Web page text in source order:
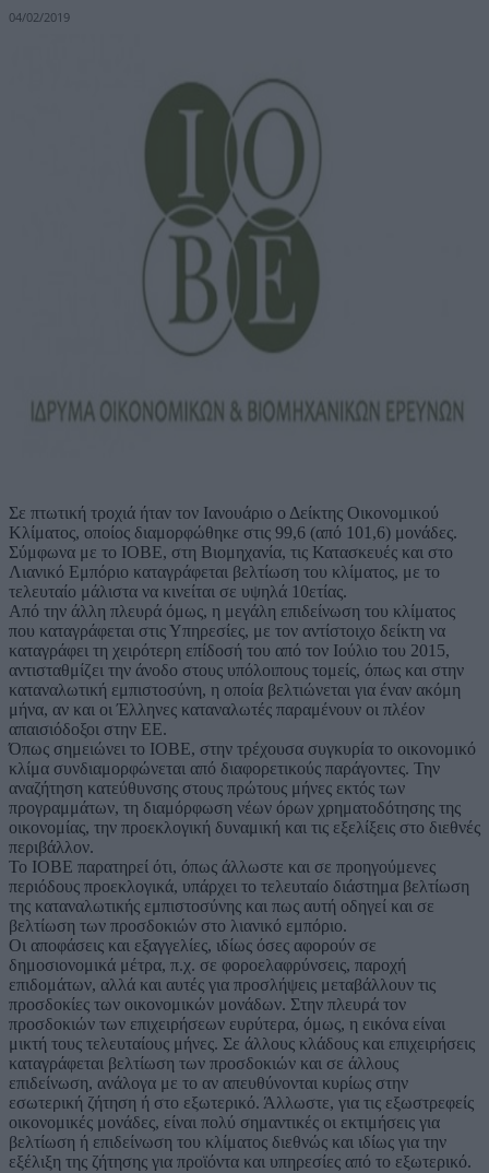
04/02/2019
Σε πτωτική τροχιά ήταν τον Ιανουάριο ο Δείκτης Οικονομικού
Κλίματος, οποίος διαμορφώθηκε στις 99,6 (από 101,6) μονάδες.
Σύμφωνα με το ΙΟΒΕ, στη Βιομηχανία, τις Κατασκευές και στο
Λιανικό Εμπόριο καταγράφεται βελτίωση του κλίματος, με το
τελευταίο μάλιστα να κινείται σε υψηλά 10ετίας.
Από την άλλη πλευρά όμως, η μεγάλη επιδείνωση του κλίματος
που καταγράφεται στις Υπηρεσίες, με τον αντίστοιχο δείκτη να
καταγράφει τη χειρότερη επίδοσή του από τον Ιούλιο του 2015,
αντισταθμίζει την άνοδο στους υπόλοιπους τομείς, όπως και στην
καταναλωτική εμπιστοσύνη, η οποία βελτιώνεται για έναν ακόμη
μήνα, αν και οι Έλληνες καταναλωτές παραμένουν οι πλέον
απαισιόδοξοι στην ΕΕ.
Όπως σημειώνει το ΙΟΒΕ, στην τρέχουσα συγκυρία το οικονομικό
κλίμα συνδιαμορφώνεται από διαφορετικούς παράγοντες. Την
αναζήτηση κατεύθυνσης στους πρώτους μήνες εκτός των
προγραμμάτων, τη διαμόρφωση νέων όρων χρηματοδότησης της
οικονομίας, την προεκλογική δυναμική και τις εξελίξεις στο διεθνές
περιβάλλον.
Το ΙΟΒΕ παρατηρεί ότι, όπως άλλωστε και σε προηγούμενες
περιόδους προεκλογικά, υπάρχει το τελευταίο διάστημα βελτίωση
της καταναλωτικής εμπιστοσύνης και πως αυτή οδηγεί και σε
βελτίωση των προσδοκιών στο λιανικό εμπόριο.
Οι αποφάσεις και εξαγγελίες, ιδίως όσες αφορούν σε
δημοσιονομικά μέτρα, π.χ. σε φοροελαφρύνσεις, παροχή
επιδομάτων, αλλά και αυτές για προσλήψεις μεταβάλλουν τις
προσδοκίες των οικονομικών μονάδων. Στην πλευρά τον
προσδοκιών των επιχειρήσεων ευρύτερα, όμως, η εικόνα είναι
μικτή τους τελευταίους μήνες. Σε άλλους κλάδους και επιχειρήσεις
καταγράφεται βελτίωση των προσδοκιών και σε άλλους
επιδείνωση, ανάλογα με το αν απευθύνονται κυρίως στην
εσωτερική ζήτηση ή στο εξωτερικό. Άλλωστε, για τις εξωστρεφείς
οικονομικές μονάδες, είναι πολύ σημαντικές οι εκτιμήσεις για
βελτίωση ή επιδείνωση του κλίματος διεθνώς και ιδίως για την
εξέλιξη της ζήτησης για προϊόντα και υπηρεσίες από το εξωτερικό.